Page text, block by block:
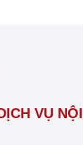
VỤ NỘI